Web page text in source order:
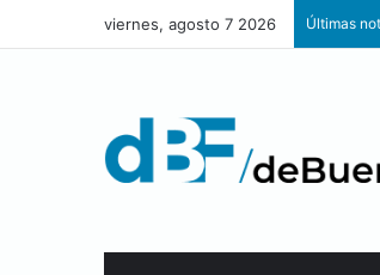
viernes, agosto 7 2026 Últimas